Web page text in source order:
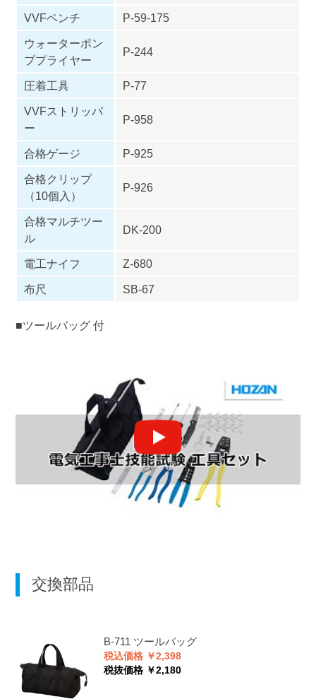
VVFペンチ
P-59-175
ウォーターポン
ププライヤー
P-244
圧着工具
P-77
VVFストリッパ
ー
P-958
合格ゲージ
P-925
合格クリップ
（10個入）
P-926
合格マルチツー
ル
DK-200
電工ナイフ
Z-680
布尺
SB-67
■ツールバッグ付
交換部品
B-711 ツールバッグ
税込価格 ￥2,398
税抜価格 ￥2,180